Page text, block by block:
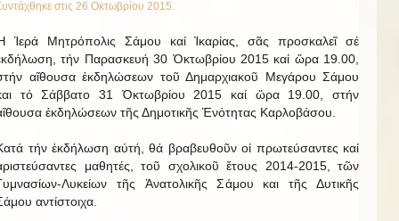
στις 26 Οκτωβρίου 2015.
Ἱερά Μητρόπολις Σάμου καί Ἰκαρίας, σᾶς προσκαλεῖ σέ
τήν Παρασκευή 30 Ὀκτωβρίου 2015 καί ὥρα 19.00,
αἴθουσα ἐκδηλώσεων τοῦ Δημαρχιακοῦ Μεγάρου Σάμου
τό Σάββατο 31 Ὀκτωβρίου 2015 καί ὥρα 19.00, στήν
ἐκδηλώσεων τῆς Δημοτικῆς Ἑνότητας Καρλοβάσου.
τήν ἐκδήλωση αὐτή, θά βραβευθοῦν οἱ πρωτεύσαντες καί
μαθητές, τοῦ σχολικοῦ ἔτους 2014-2015, τῶν
Λυκείων τῆς Ἀνατολικῆς Σάμου και τῆς Δυτικῆς
αντίστοιχα.